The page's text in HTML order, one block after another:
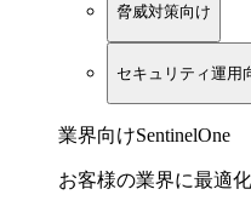
脅威対策向け
セキュリティ運用
業界向けSentinelOne
お客様の業界に最適